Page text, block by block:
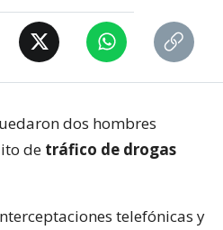
dos hombres
de tráfico de drogas
telefónicas y